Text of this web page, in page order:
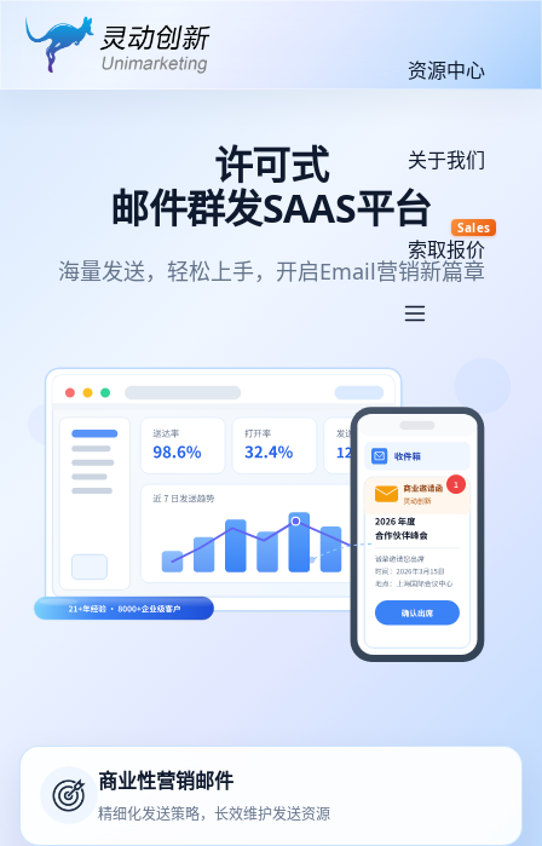
资源中心
关于我们
索取报价
Sales
许可式
邮件群发SAAS平台
海量发送，轻松上手，开启Email营销新篇章
商业性营销邮件
精细化发送策略，长效维护发送资源